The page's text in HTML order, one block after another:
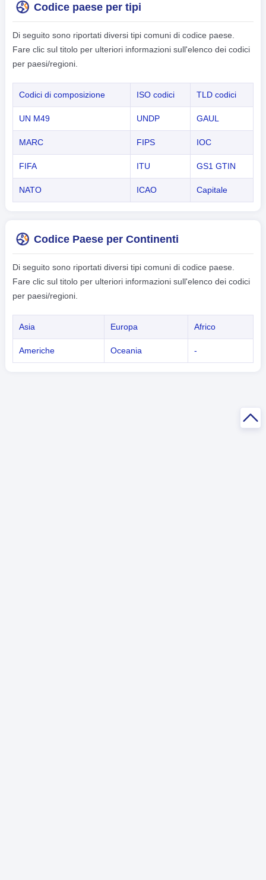
Codice paese per tipi
Di seguito sono riportati diversi tipi comuni di codice paese.
Fare clic sul titolo per ulteriori informazioni sull'elenco dei codici
per paesi/regioni.
Codici di composizione ISO codici TLD codici
UN M49 UNDP GAUL
MARC FIPS IOC
FIFA ITU GS1 GTIN
NATO ICAO Capitale
Codice Paese per Continenti
Di seguito sono riportati diversi tipi comuni di codice paese.
Fare clic sul titolo per ulteriori informazioni sull'elenco dei codici
per paesi/regioni.
Asia Europa Africo
Americhe Oceania -